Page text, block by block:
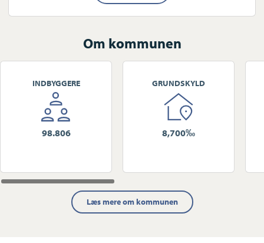
Om kommunen
INDBYGGERE
98.806
GRUNDSKYLD
8,700‰
Læs mere om kommunen